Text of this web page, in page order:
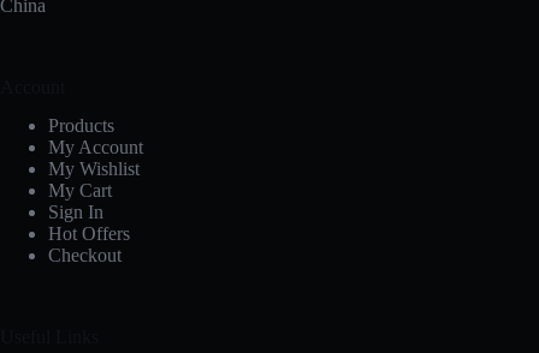
China
Products
My Account
My Wishlist
My Cart
Sign In
Hot Offers
Checkout